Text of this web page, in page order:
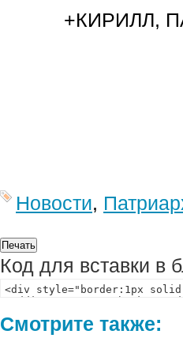
+КИРИЛЛ,
Новости,
Код для вставки в
Смотрите также: